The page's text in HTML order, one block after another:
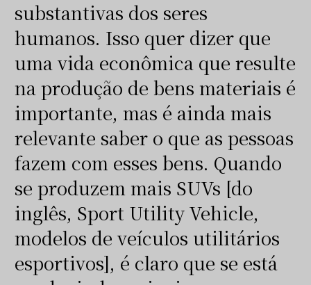
substantivas dos seres
humanos. Isso quer dizer que
uma vida econômica que resulte
na produção de bens materiais é
importante, mas é ainda mais
relevante saber o que as pessoas
fazem com esses bens. Quando
se produzem mais SUVs [do
inglês, Sport Utility Vehicle,
modelos de veículos utilitários
esportivos], é claro que se está